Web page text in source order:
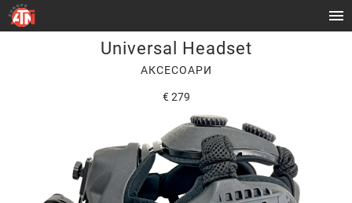
Universal Headset
АКСЕСОАРИ
€ 279